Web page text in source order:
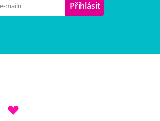
Přihlásit